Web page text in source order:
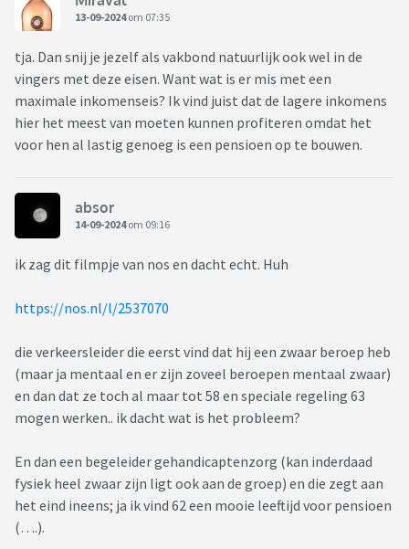
13-09-2024om 07:35
tja. Dan snij je jezelf als vakbond natuurlijk ook wel in de
vingers met deze eisen. Want wat is er mis met een
maximale inkomenseis? Ik vind juist dat de lagere inkomens
hier het meest van moeten kunnen profiteren omdat het
voor hen al lastig genoeg is een pensioen op te bouwen.
absor
14-09-2024om 09:16
ik zag dit filmpje van nos en dacht echt. Huh
https://nos.nl/l/2537070
die verkeersleider die eerst vind dat hij een zwaar beroep heb
(maar ja mentaal en er zijn zoveel beroepen mentaal zwaar)
en dan dat ze toch al maar tot 58 en speciale regeling 63
mogen werken.. ik dacht wat is het probleem?
En dan een begeleider gehandicaptenzorg (kan inderdaad
fysiek heel zwaar zijn ligt ook aan de groep) en die zegt aan
het eind ineens; ja ik vind 62 een mooie leeftijd voor pensioen
(….).